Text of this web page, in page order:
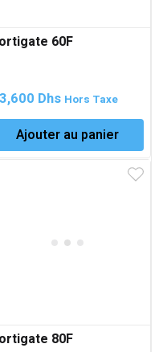
60F
Dhs Hors Taxe
Ajouter au panier
80F